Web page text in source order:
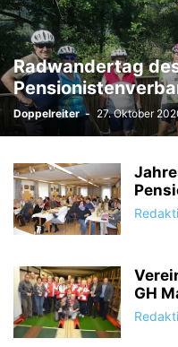
Radwandertag
Doppelreiter - 27. Oktober
GH